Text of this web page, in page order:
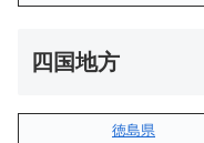
四国地方
徳島県